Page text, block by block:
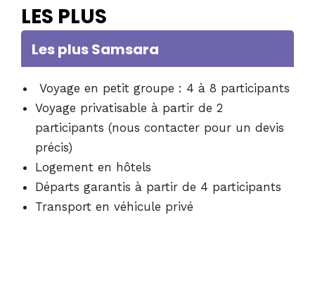
LES PLUS
Les plus Samsara
Voyage en petit groupe : 4 à 8 participants
Voyage privatisable à partir de 2
participants (nous contacter pour un devis
précis)
Logement en hôtels
Départs garantis à partir de 4 participants
Transport en véhicule privé